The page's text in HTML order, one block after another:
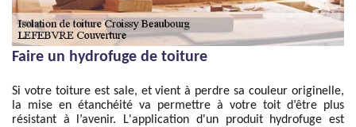
Faire un hydrofuge de toiture
Si votre toiture est sale, et vient à perdre sa couleur originelle,
la mise en étanchéité va permettre à votre toit d’être plus
résistant à l’avenir. L'application d'un produit hydrofuge est